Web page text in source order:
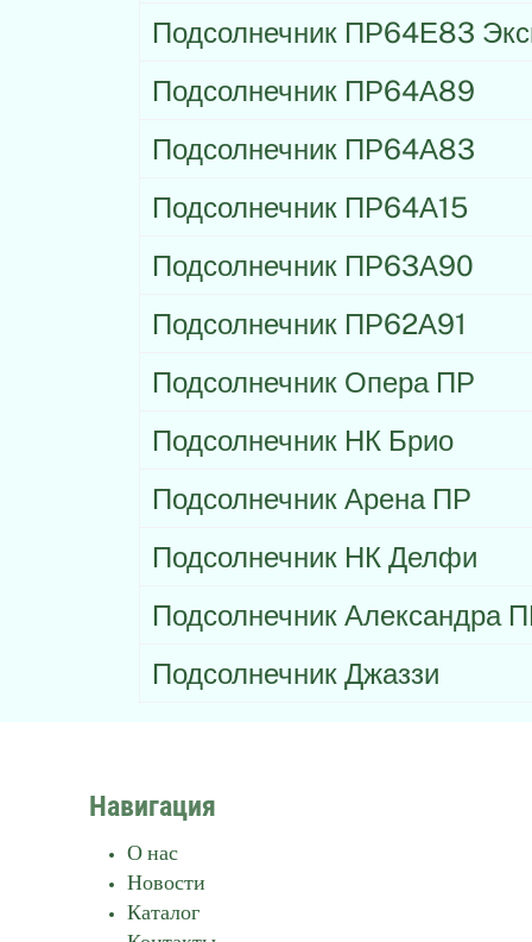
Подсолнечник ПР64Е83
Подсолнечник ПР64А89
Подсолнечник ПР64А83
Подсолнечник ПР64А15
Подсолнечник ПР63А90
Подсолнечник ПР62А91
Подсолнечник Опера ПР
Подсолнечник НК Брио
Подсолнечник Арена ПР
Подсолнечник НК Делфи
Подсолнечник Александра
Подсолнечник Джаззи
Навигация
О нас
Новости
Каталог